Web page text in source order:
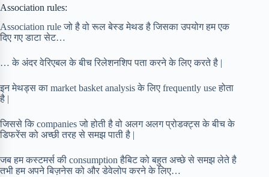
Association rules:
Association rule जो है वो रूल बेस्ड मेथड है जिसका उपयोग हम एक
दिए गए डाटा सेट…
… के अंदर वेरिएबल के बीच रिलेशनशिप पता करने के लिए करते है |
इन मेथड्स का market basket analysis के लिए frequently use होता
है |
जिससे कि companies जो होती है वो अलग अलग प्रोडक्ट्स के बीच के
डिफरेंस को अच्छी तरह से समझ पाती है |
जब हम कस्टमर्स की consumption हैबिट को बहुत अच्छे से समझ लेते है
तभी हम अपने बिज़नेस को और डेवेलोप करने के लिए…